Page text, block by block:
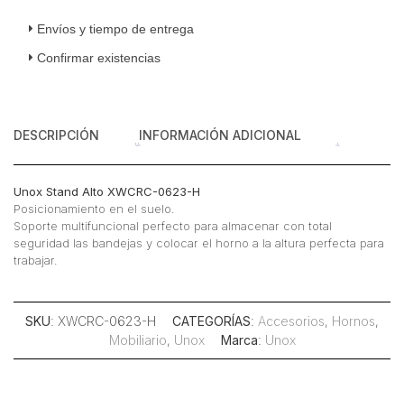
Envíos y tiempo de entrega
Confirmar existencias
DESCRIPCIÓN INFORMACIÓN ADICIONAL
Unox Stand Alto XWCRC-0623-H
Posicionamiento en el suelo.
Soporte multifuncional perfecto para almacenar con total
seguridad las bandejas y colocar el horno a la altura perfecta para
trabajar.
SKU: XWCRC-0623-H CATEGORÍAS: Accesorios, Hornos,
Mobiliario, Unox Marca: Unox